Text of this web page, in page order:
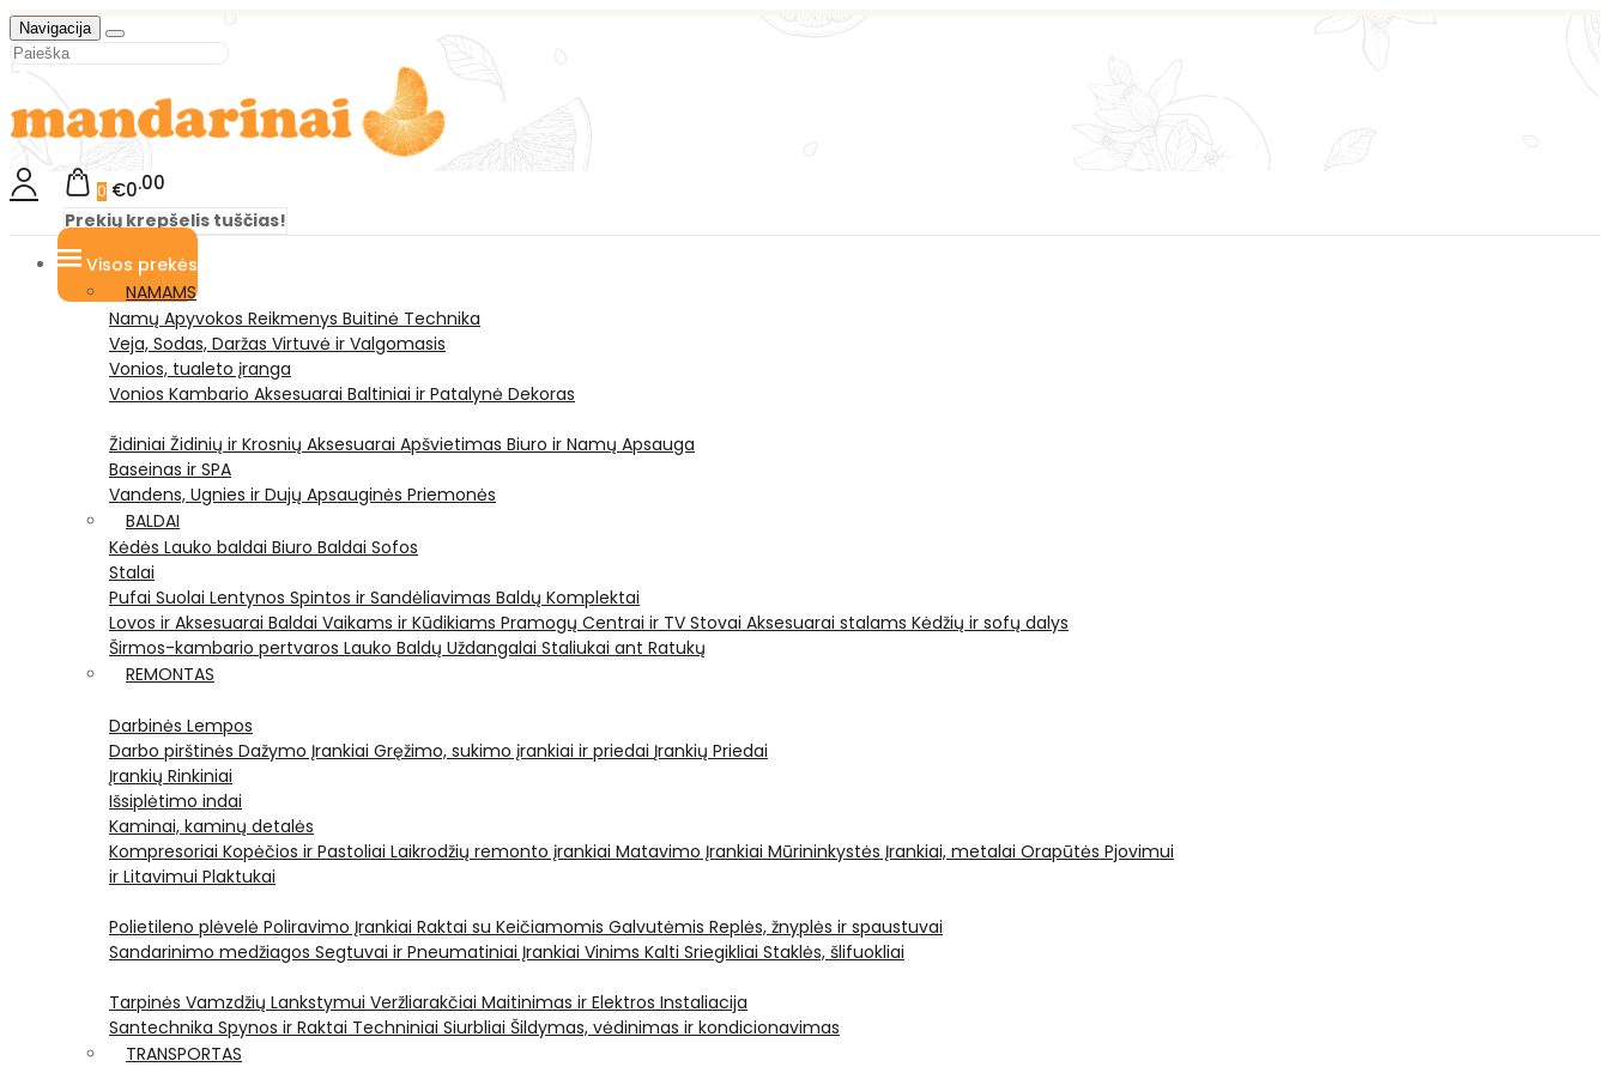
Navigacija
0 €0 00
Prekių krepšelis tuščias!
Visos prekės
NAMAMS
Namų Apyvokos Reikmenys Buitinė Technika
Veja, Sodas, Daržas Virtuvė ir Valgomasis
Vonios, tualeto įranga
Vonios Kambario Aksesuarai Baltiniai ir Patalynė Dekoras
Židiniai Židinių ir Krosnių Aksesuarai Apšvietimas Biuro ir Namų Apsauga
Baseinas ir SPA
Vandens, Ugnies ir Dujų Apsauginės Priemonės
BALDAI
Kėdės Lauko baldai Biuro Baldai Sofos
Stalai
Pufai Suolai Lentynos Spintos ir Sandėliavimas Baldų Komplektai
Lovos ir Aksesuarai Baldai Vaikams ir Kūdikiams Pramogų Centrai ir TV Stovai Aksesuarai stalams Kėdžių ir sofų dalys
Širmos-kambario pertvaros Lauko Baldų Uždangalai Staliukai ant Ratukų
REMONTAS
Darbinės Lempos
Darbo pirštinės Dažymo Įrankiai Gręžimo, sukimo įrankiai ir priedai Įrankių Priedai
Įrankių Rinkiniai
Išsiplėtimo indai
Kaminai, kaminų detalės
Kompresoriai Kopėčios ir Pastoliai Laikrodžių remonto įrankiai Matavimo Įrankiai Mūrininkystės Įrankiai, metalai Orapūtės Pjovimui
ir Litavimui Plaktukai
Polietileno plėvelė Poliravimo Įrankiai Raktai su Keičiamomis Galvutėmis Replės, žnyplės ir spaustuvai
Sandarinimo medžiagos Segtuvai ir Pneumatiniai Įrankiai Vinims Kalti Sriegikliai Staklės, šlifuokliai
Tarpinės Vamzdžių Lankstymui Veržliarakčiai Maitinimas ir Elektros Instaliacija
Santechnika Spynos ir Raktai Techniniai Siurbliai Šildymas, vėdinimas ir kondicionavimas
TRANSPORTAS